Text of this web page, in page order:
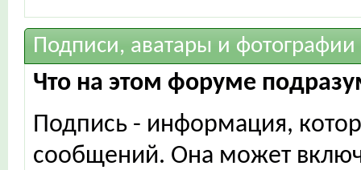
Подписи, аватары и фотографии
Что на этом форуме
Подпись - информация,
сообщений. Она может